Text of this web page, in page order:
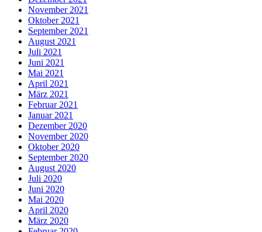
November 2021
Oktober 2021
September 2021
August 2021
Juli 2021
Juni 2021
Mai 2021
April 2021
März 2021
Februar 2021
Januar 2021
Dezember 2020
November 2020
Oktober 2020
September 2020
August 2020
Juli 2020
Juni 2020
Mai 2020
April 2020
März 2020